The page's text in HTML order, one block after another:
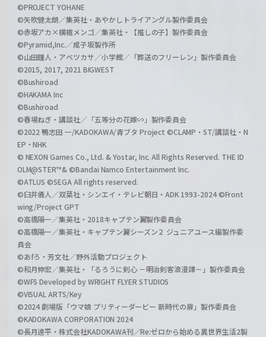
©PROJECT YOHANE
©矢吹健太朗／集英社・あやかしトライアングル製作委員会
©赤坂アカ×横槍メンゴ／集英社・【推しの子】製作委員会
©Pyramid,Inc.／成子坂製作所
©山田鐘人・アベツカサ／小学館／「葬送のフリーレン」製作委員会
©2015, 2017, 2021 BIGWEST
©Bushiroad
©HAKAMA Inc
©Bushiroad
©春場ねぎ・講談社／「五等分の花嫁∽」製作委員会
©2022 鴨志田 一/KADOKAWA/青ブタ Project ©CLAMP・ST/講談社・N
EP・NHK
© NEXON Games Co., Ltd. & Yostar, Inc. All Rights Reserved. THE ID
OLM@STER™& ©Bandai Namco Entertainment Inc.
©ATLUS ©SEGA All rights reserved.
©臼井儀人／双葉社・シンエイ・テレビ朝日・ADK 1993-2024 ©Front
wing/Project GPT
©高橋陽一／集英社・2018キャプテン翼製作委員会
©高橋陽一／集英社・キャプテン翼シーズン２ ジュニアユース編製作委
員会
©あfろ・芳文社／野外活動プロジェクト
©和月伸宏／集英社・「るろうに剣心 －明治剣客浪漫譚－」製作委員会
©WFS Developed by WRIGHT FLYER STUDIOS
©VISUAL ARTS/Key
©2024 劇場版「ウマ娘 プリティーダービー 新時代の扉」製作委員会
©KADOKAWA CORPORATION 2024
©長月達平・株式会社KADOKAWA刊／Re:ゼロから始める異世界生活2製